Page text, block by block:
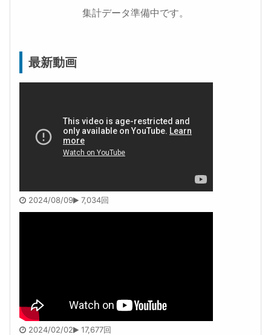
集計データ準備中です。
最新動画
2024/08/09 7,034回
2024/02/02 17,677回